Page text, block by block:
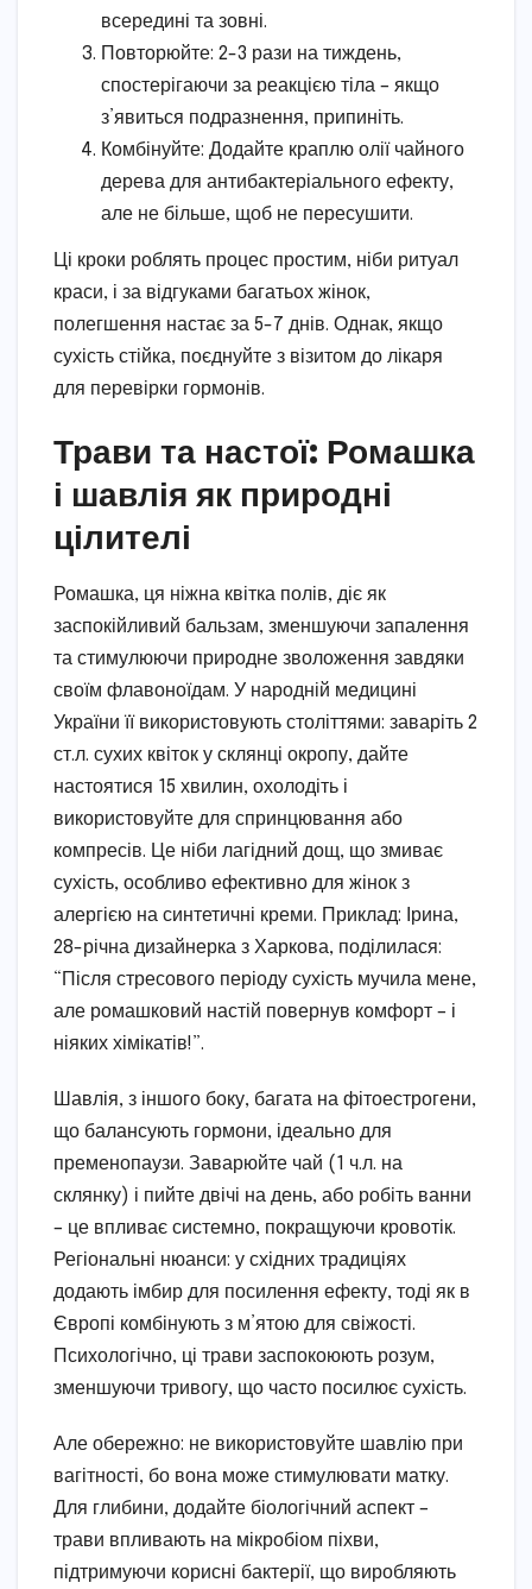
всередині та зовні.
Повторюйте: 2-3 рази на тиждень,
спостерігаючи за реакцією тіла – якщо
з’явиться подразнення, припиніть.
Комбінуйте: Додайте краплю олії чайного
дерева для антибактеріального ефекту,
але не більше, щоб не пересушити.
Ці кроки роблять процес простим, ніби ритуал
краси, і за відгуками багатьох жінок,
полегшення настає за 5-7 днів. Однак, якщо
сухість стійка, поєднуйте з візитом до лікаря
для перевірки гормонів.
Трави та настої: Ромашка
і шавлія як природні
цілителі
Ромашка, ця ніжна квітка полів, діє як
заспокійливий бальзам, зменшуючи запалення
та стимулюючи природне зволоження завдяки
своїм флавоноїдам. У народній медицині
України її використовують століттями: заваріть 2
ст.л. сухих квіток у склянці окропу, дайте
настоятися 15 хвилин, охолодіть і
використовуйте для спринцювання або
компресів. Це ніби лагідний дощ, що змиває
сухість, особливо ефективно для жінок з
алергією на синтетичні креми. Приклад: Ірина,
28-річна дизайнерка з Харкова, поділилася:
“Після стресового періоду сухість мучила мене,
але ромашковий настій повернув комфорт – і
ніяких хімікатів!”.
Шавлія, з іншого боку, багата на фітоестрогени,
що балансують гормони, ідеально для
пременопаузи. Заварюйте чай (1 ч.л. на
склянку) і пийте двічі на день, або робіть ванни
– це впливає системно, покращуючи кровотік.
Регіональні нюанси: у східних традиціях
додають імбир для посилення ефекту, тоді як в
Європі комбінують з м’ятою для свіжості.
Психологічно, ці трави заспокоюють розум,
зменшуючи тривогу, що часто посилює сухість.
Але обережно: не використовуйте шавлію при
вагітності, бо вона може стимулювати матку.
Для глибини, додайте біологічний аспект –
трави впливають на мікробіом піхви,
підтримуючи корисні бактерії, що виробляють